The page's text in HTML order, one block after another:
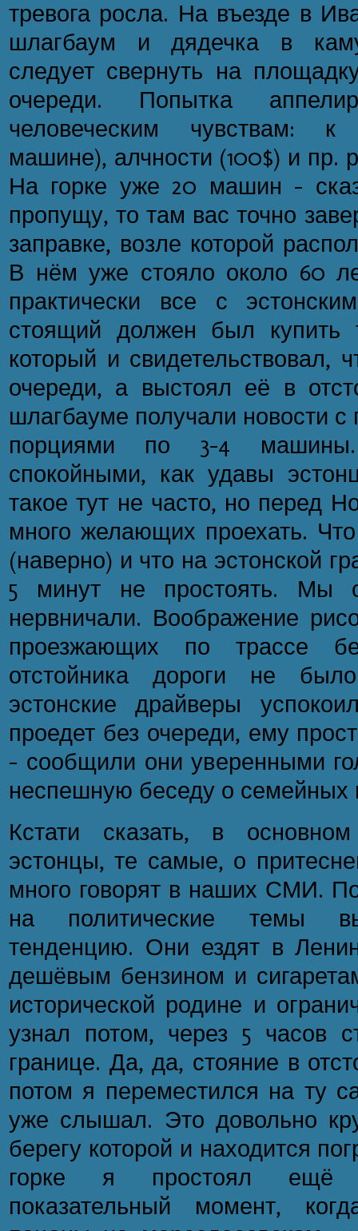
тревога росла. На въезде в
шлагбаум и дядечка в
следует свернуть на
очереди. Попытка
человеческим чувствам: к
машине), алчности (100$) и пр.
На горке уже 20 машин -
пропущу, то там вас точно
заправке, возле которой
В нём уже стояло около 60
практически все с
стоящий должен был купить
который и свидетельствовал,
очереди, а выстоял её в
шлагбауме получали новости
порциями по 3-4
спокойными, как удавы
такое тут не часто, но перед
много желающих проехать.
(наверно) и что на эстонской
5 минут не простоять. Мы
нервничали. Воображение
проезжающих по трассе
отстойника дороги не
эстонские драйверы
проедет без очереди, ему
- сообщили они уверенными
неспешную беседу о семейных
Кстати сказать, в
эстонцы, те самые, о
много говорят в наших СМИ.
на политические темы
тенденцию. Они ездят в
дешёвым бензином и
исторической родине и
узнал потом, через 5 часов
границе. Да, да, стояние в
потом я переместился на ту
уже слышал. Это довольно
берегу которой и находится
горке я простоял ещё
показательный момент,